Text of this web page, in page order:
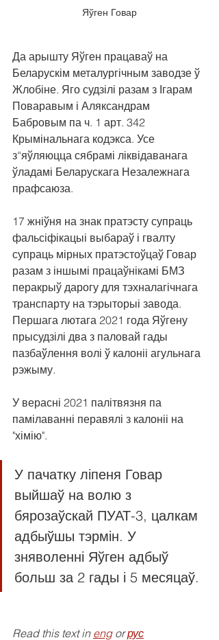
Яўген Говар
Да арышту Яўген працаваў на
Беларускім металургічным заводзе ў
Жлобіне. Яго судзілі разам з Ігарам
Поваравым і Аляксандрам
Бабровым па ч. 1 арт. 342
Крымінальнага кодэкса. Усе
з“яўляюцца сябрамі ліквідаванага
ўладамі Беларускага Незалежнага
прафсаюза.
17 жніўня на знак пратэсту супраць
фальсіфікацыі выбараў і гвалту
супраць мірных пратэстоўцаў Говар
разам з іншымі працаўнікамі БМЗ
перакрыў дарогу для тэхналагічнага
транспарту на тэрыторыі завода.
Першага лютага 2021 года Яўгену
прысудзілі два з паловай гады
пазбаўлення волі ў калоніі агульнага
рэжыму.
У верасні 2021 палітвязня па
памілаванні перавялі з калоніі на
"хімію".
У пачатку ліпеня Говар
выйшаў на волю з
бярозаўскай ПУАТ-3, цалкам
адбыўшы тэрмін. У
зняволенні Яўген адбыў
больш за 2 гады і 5 месяцаў.
Read this text in eng or рус